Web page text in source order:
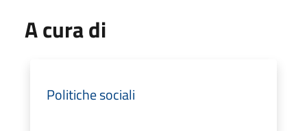
A cura di
Politiche sociali